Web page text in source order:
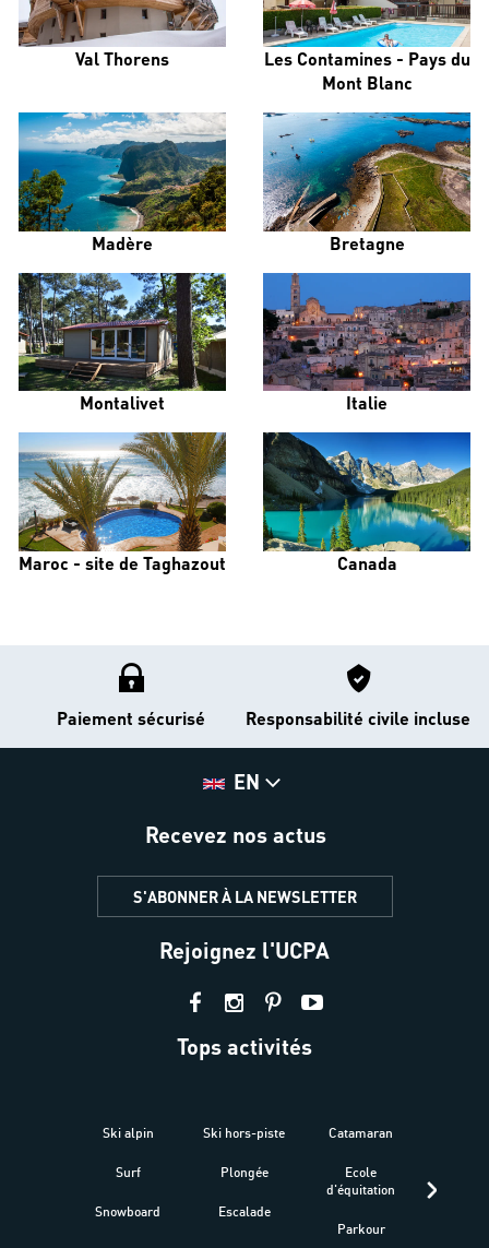
Val Thorens
Les Contamines - Pays du
Mont Blanc
Madère Bretagne
Montalivet Italie
Maroc - site de Taghazout Canada
Paiement sécurisé Responsabilité civile incluse
EN
Recevez nos actus
S'ABONNER À LA NEWSLETTER
Rejoignez l'UCPA
Tops activités
Ski alpin
Surf
Snowboard
Ski hors-piste
Plongée
Escalade
Catamaran
Ecole
d'équitation
Parkour